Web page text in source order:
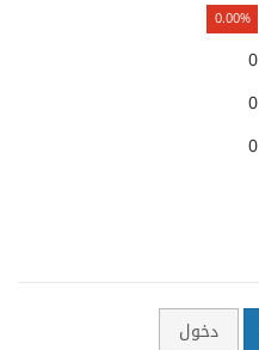
0.00%
0
0
0
دخول